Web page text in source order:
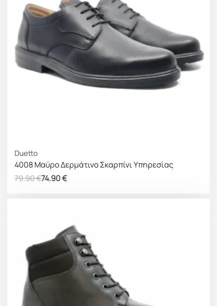
Duetto
4008 Μαύρο Δερμάτινο Σκαρπίνι Υπηρεσίας
79.90€74.90€